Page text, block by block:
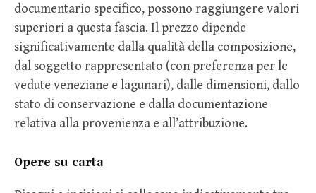
documentario specifico, possono raggiungere valori
superiori a questa fascia. Il prezzo dipende
significativamente dalla qualità della composizione,
dal soggetto rappresentato (con preferenza per le
vedute veneziane e lagunari), dalle dimensioni, dallo
stato di conservazione e dalla documentazione
relativa alla provenienza e all’attribuzione.
Opere su carta